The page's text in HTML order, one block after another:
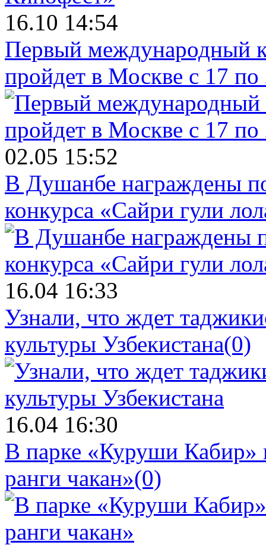
16.10 14:54
Первый международный
пройдет в Москве с 17 по
02.05 15:52
В Душанбе награждены
конкурса «Сайри гули
16.04 16:33
Узнали, что ждет
культуры Узбекистана(0)
16.04 16:30
В парке «Куруши Кабир»
ранги чакан»(0)